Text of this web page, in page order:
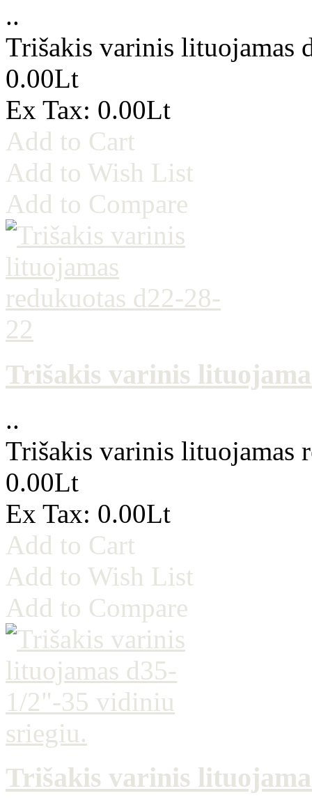
..
Trišakis varinis lituojamas
0.00Lt
Ex Tax: 0.00Lt
Add to Cart
Add to Wish List
Add to Compare
Trišakis varinis
..
Trišakis varinis lituojamas
0.00Lt
Ex Tax: 0.00Lt
Add to Cart
Add to Wish List
Add to Compare
Trišakis varinis